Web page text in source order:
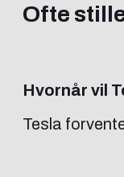
Ofte
Hvornår vil
Tesla